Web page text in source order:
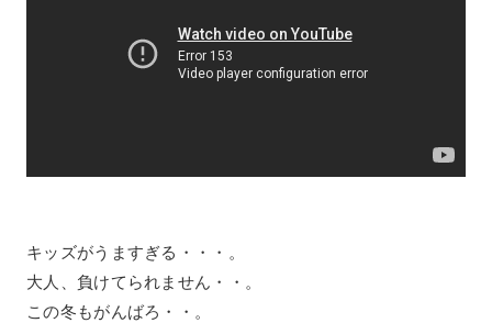
キッズがうますぎる・・・。
大人、負けてられません・・。
この冬もがんばろ・・。